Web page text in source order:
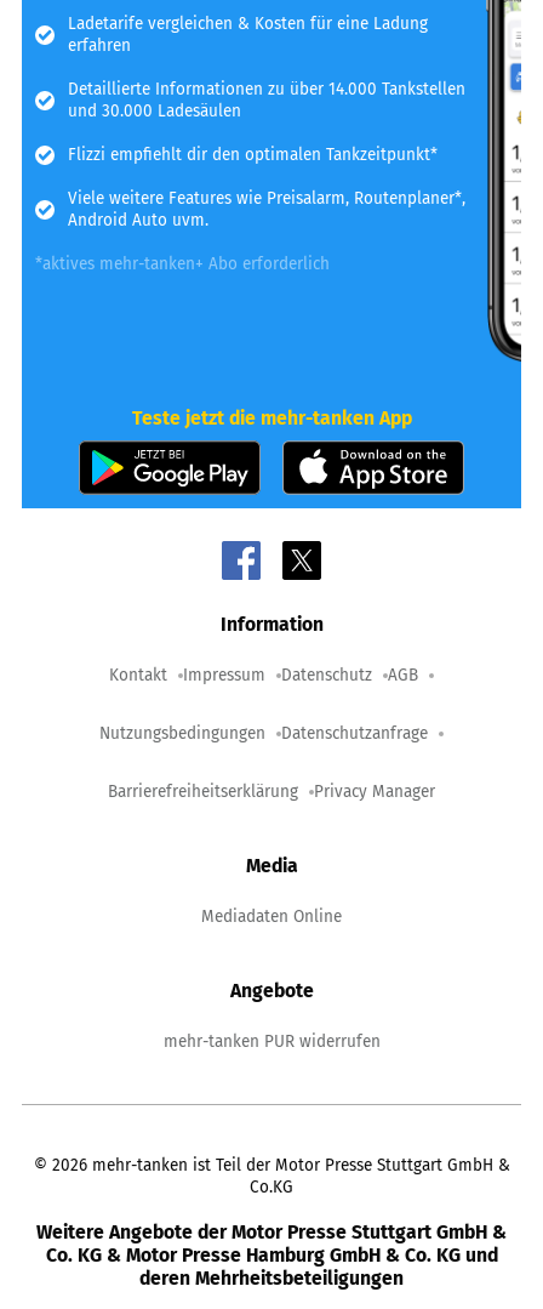
Ladetarife vergleichen & Kosten für eine Ladung
erfahren
Detaillierte Informationen zu über 14.000 Tankstellen
und 30.000 Ladesäulen
Flizzi empfiehlt dir den optimalen Tankzeitpunkt*
Viele weitere Features wie Preisalarm, Routenplaner*,
Android Auto uvm.
*aktives mehr-tanken+ Abo erforderlich
Teste jetzt die mehr-tanken App
Information
Kontakt Impressum Datenschutz AGB
Nutzungsbedingungen Datenschutzanfrage
Barrierefreiheitserklärung Privacy Manager
Media
Mediadaten Online
Angebote
mehr-tanken PUR widerrufen
© 2026 mehr-tanken ist Teil der Motor Presse Stuttgart GmbH &
Co.KG
Weitere Angebote der Motor Presse Stuttgart GmbH &
Co. KG & Motor Presse Hamburg GmbH & Co. KG und
deren Mehrheitsbeteiligungen